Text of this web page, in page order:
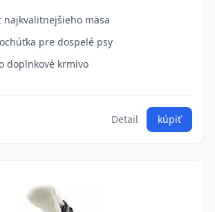
najkvalitnejšieho mäsa
pre dospelé psy
doplnkové krmivo
Detail kúpiť